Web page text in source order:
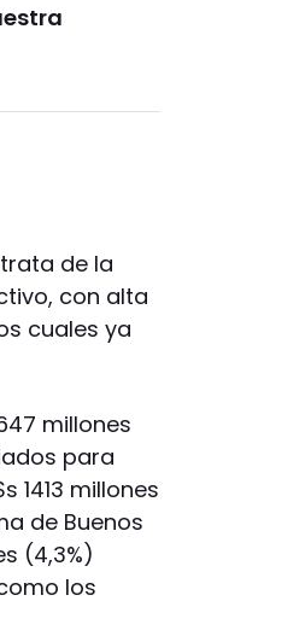
de la
con alta
cuales ya
millones
para
1413 millones
de Buenos
(4,3%)
los